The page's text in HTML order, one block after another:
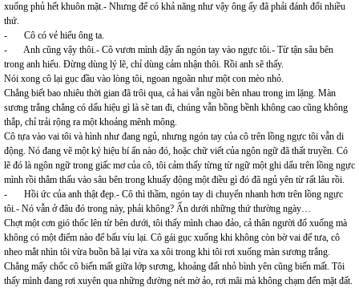
xuống phủ hết khuôn mặt.- Nhưng để có khả năng như vậy ông ấy đã phải đánh đổi nhiều
thứ.
- Cô có vẻ hiểu ông ta.
- Anh cũng vậy thôi.- Cô vươn mình dậy ấn ngón tay vào ngực tôi.- Từ tận sâu bên
trong anh hiểu. Đừng dùng lý lẽ, chỉ dùng cảm nhận thôi. Rồi anh sẽ thấy.
Nói xong cô lại gục đầu vào lòng tôi, ngoan ngoãn như một con mèo nhỏ.
Chẳng biết bao nhiêu thời gian đã trôi qua, cả hai vẫn ngồi bên nhau trong im lặng. Màn
sương trắng chẳng có dấu hiệu gì là sẽ tan đi, chúng vẫn bồng bềnh không cao cũng không
thắp, chỉ trải rộng ra một khoảng mênh mông.
Cô tựa vào vai tôi và hình như đang ngủ, nhưng ngón tay của cô trên lồng ngực tôi vẫn di
động. Nó đang vẽ một ký hiệu bí ẩn nào đó, hoặc chữ viết của ngôn ngữ đã thất truyền. Có
lẽ đó là ngôn ngữ trong giấc mơ của cô, tôi cảm thấy từng từ ngữ một ghi dấu trên lồng ngực
mình rồi thẳm thấu vào sâu bên trong khuấy động một điều gì đó đã ngủ yên từ rất lâu rồi.
- Hồi ức của anh thật đẹp.- Cô thì thầm, ngón tay di chuyển nhanh hơn trên lồng ngực
tôi.- Nó vẫn ở đâu đó trong này, phải không? Ẩn dưới những thứ thường ngày…
Chợt một cơn gió thốc lên từ bên dưới, tôi thấy mình chao đảo, cả thân người đổ xuống mà
không có một điểm nào để bấu víu lại. Cô gái gục xuống khi không còn bờ vai để tưa, cô
nheo mắt nhìn tôi vừa buồn bã lại vừa xa xôi trong khi tôi rơi xuống màn sương trắng.
Chẳng mấy chốc cô biến mất giữa lớp sương, khoảng đất nhỏ bình yên cũng biến mất. Tôi
thấy mình đang rơi xuyên qua những đường nét mờ ảo, rơi mãi mà không chạm đến mặt đất.